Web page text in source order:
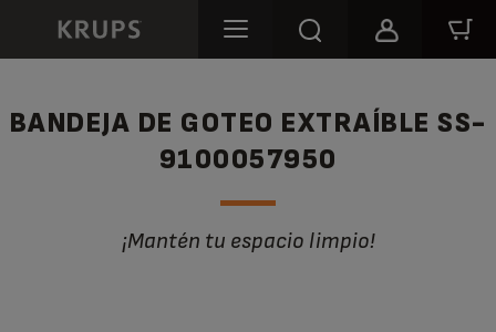
BANDEJA DE GOTEO EXTRAÍBLE SS-
9100057950
¡Mantén tu espacio limpio!